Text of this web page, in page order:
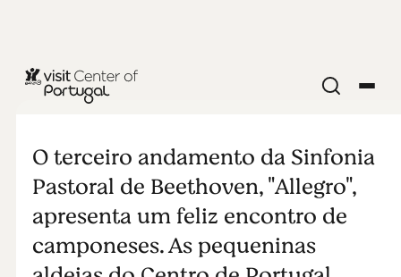
NATUREZA E AR LIVRE
Allegro
O terceiro andamento da Sinfonia
Pastoral de Beethoven, "Allegro",
apresenta um feliz encontro de
camponeses. As pequeninas